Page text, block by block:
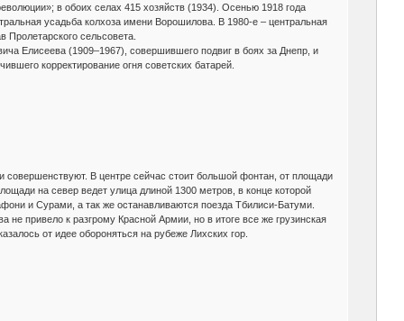
в обоих селах 415 хозяйств (1934). Осенью 1918 года
усадьба колхоза имени Ворошилова. В 1980-е – центральная
Пролетарского сельсовета.
Елисеева (1909–1967), совершившего подвиг в боях за Днепр, и
корректирование огня советских батарей.
совершенствуют. В центре сейчас стоит большой фонтан, от площади
на север ведет улица длиной 1300 метров, в конце которой
и Сурами, а так же останавливаются поезда Тбилиси-Батуми.
не привело к разгрому Красной Армии, но в итоге все же грузинская
от идее обороняться на рубеже Лихских гор.